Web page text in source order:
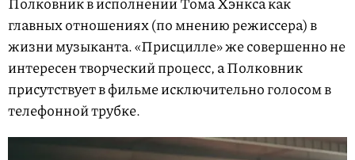
главных отношениях (по мнению режиссера) в
жизни музыканта. «Присцилле» же совершенно не
интересен творческий процесс, а Полковник
присутствует в фильме исключительно голосом в
телефонной трубке.